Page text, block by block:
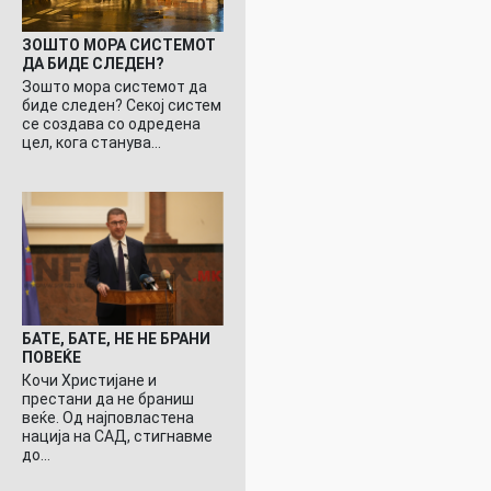
ЗОШТО МОРА СИСТЕМОТ
ДА БИДЕ СЛЕДЕН?
Зошто мора системот да
биде следен? Секој систем
се создава со одредена
цел, кога станува…
БАТЕ, БАТЕ, НЕ НЕ БРАНИ
ПОВЕЌЕ
Кочи Христијане и
престани да не браниш
веќе. Од најповластена
нација на САД, стигнавме
до…